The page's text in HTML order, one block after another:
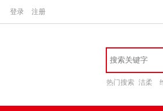
登录 注册
热门搜索 洁柔